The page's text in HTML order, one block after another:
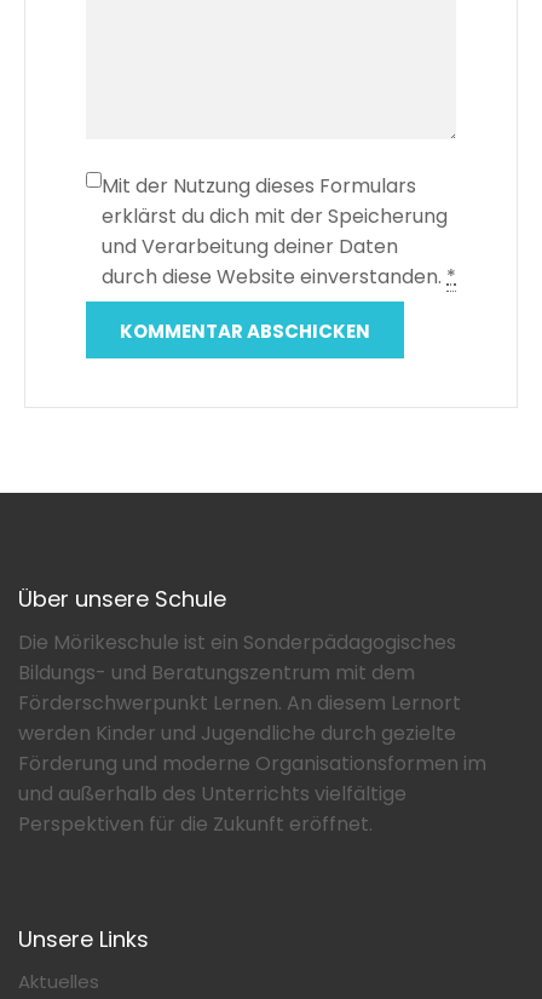
Mit der Nutzung dieses Formulars
erklärst du dich mit der Speicherung
und Verarbeitung deiner Daten
durch diese Website einverstanden. *
Über unsere Schule
Die Mörikeschule ist ein Sonderpädagogisches
Bildungs- und Beratungszentrum mit dem
Förderschwerpunkt Lernen. An diesem Lernort
werden Kinder und Jugendliche durch gezielte
Förderung und moderne Organisationsformen im
und außerhalb des Unterrichts vielfältige
Perspektiven für die Zukunft eröffnet.
Unsere Links
Aktuelles